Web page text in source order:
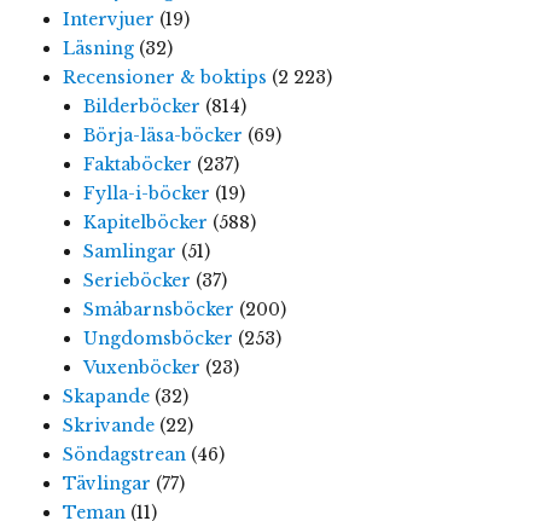
Intervjuer (19)
Läsning(32)
Recensioner & boktips (2 223)
Bilderböcker (814)
Börja-läsa-böcker (69)
Faktaböcker (237)
Fylla-i-böcker (19)
Kapitelböcker (588)
Samlingar (51)
Serieböcker (37)
Småbarnsböcker (200)
Ungdomsböcker (253)
Vuxenböcker (23)
Skapande(32)
Skrivande(22)
Söndagstrean(46)
Tävlingar (77)
Teman(11)